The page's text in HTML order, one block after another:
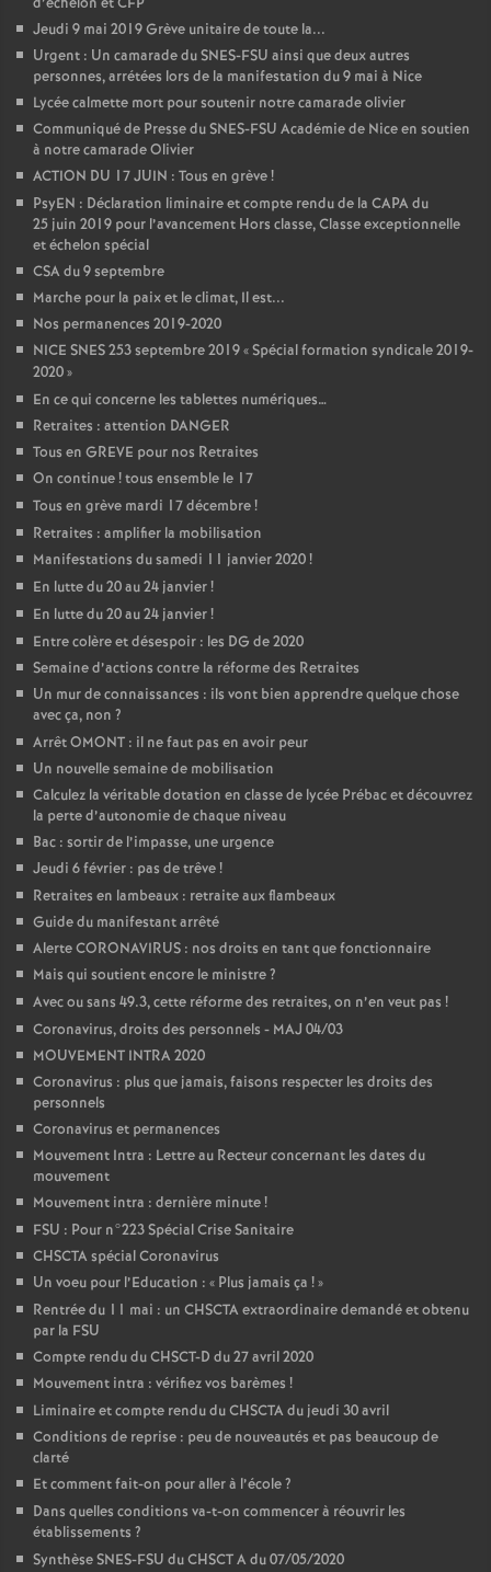
Jeudi 9 mai 2019 Grève unitaire de toute la...
Urgent : Un camarade du SNES-FSU ainsi que deux autres
personnes, arrétées lors de la manifestation du 9 mai à Nice
Lycée calmette mort pour soutenir notre camarade olivier
Communiqué de Presse du SNES-FSU Académie de Nice en soutien
à notre camarade Olivier
ACTION DU 17 JUIN : Tous en grève!
PsyEN : Déclaration liminaire et compte rendu de la CAPA du
25 juin 2019 pour l’avancement Hors classe, Classe exceptionnelle
et échelon spécial
CSA du 9 septembre
Marche pour la paix et le climat, Il est...
Nos permanences 2019-2020
NICE SNES 253 septembre 2019 «Spécial formation syndicale 2019-
2020»
En ce qui concerne les tablettes numériques…
Retraites : attention DANGER
Tous en GREVE pour nos Retraites
On continue! tous ensemble le 17
Tous en grève mardi 17 décembre!
Retraites : amplifier la mobilisation
Manifestations du samedi 11 janvier 2020!
En lutte du 20 au 24 janvier!
En lutte du 20 au 24 janvier!
Entre colère et désespoir : les DG de 2020
Semaine d’actions contre la réforme des Retraites
Un mur de connaissances : ils vont bien apprendre quelque chose
avec ça, non ?
Arrêt OMONT : il ne faut pas en avoir peur
Un nouvelle semaine de mobilisation
Calculez la véritable dotation en classe de lycée Prébac et découvrez
la perte d’autonomie de chaque niveau
Bac : sortir de l’impasse, une urgence
Jeudi 6 février : pas de trêve!
Retraites en lambeaux : retraite aux flambeaux
Guide du manifestant arrêté
Alerte CORONAVIRUS : nos droits en tant que fonctionnaire
Mais qui soutient encore le ministre?
Avec ou sans 49.3, cette réforme des retraites, on n’en veut pas !
Coronavirus, droits des personnels - MAJ 04/03
MOUVEMENT INTRA 2020
Coronavirus : plus que jamais, faisons respecter les droits des
personnels
Coronavirus et permanences
Mouvement Intra : Lettre au Recteur concernant les dates du
mouvement
Mouvement intra : dernière minute!
FSU : Pour n°223 Spécial Crise Sanitaire
CHSCTA spécial Coronavirus
Un voeu pour l’Education : « Plus jamais ça !»
Rentrée du 11 mai : un CHSCTA extraordinaire demandé et obtenu
par la FSU
Compte rendu du CHSCT-D du 27 avril 2020
Mouvement intra : vérifiez vos barèmes !
Liminaire et compte rendu du CHSCTA du jeudi 30 avril
Conditions de reprise : peu de nouveautés et pas beaucoup de
clarté
Et comment fait-on pour aller à l’école?
Dans quelles conditions va-t-on commencer à réouvrir les
établissements ?
Synthèse SNES-FSU du CHSCT A du 07/05/2020